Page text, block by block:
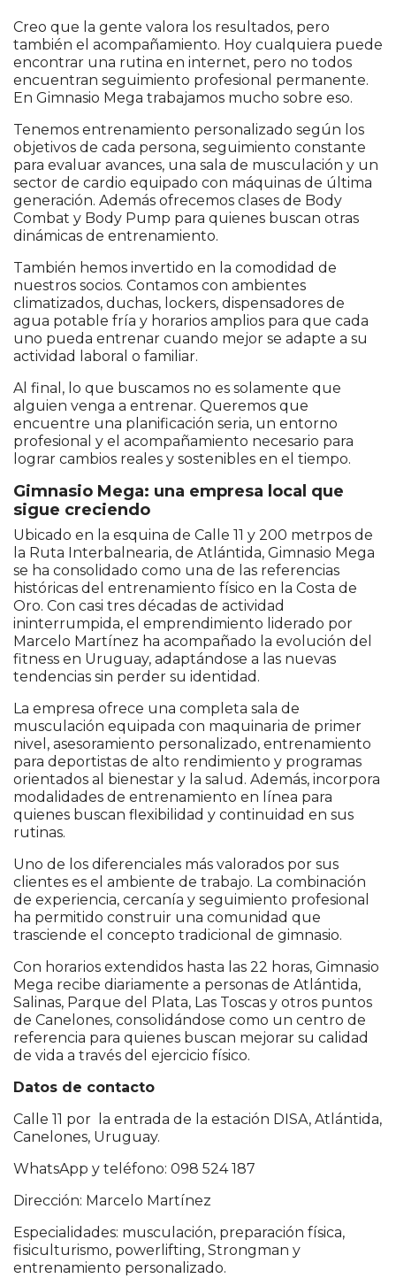
Creo que la gente valora los resultados, pero
también el acompañamiento. Hoy cualquiera puede
encontrar una rutina en internet, pero no todos
encuentran seguimiento profesional permanente.
En Gimnasio Mega trabajamos mucho sobre eso.
Tenemos entrenamiento personalizado según los
objetivos de cada persona, seguimiento constante
para evaluar avances, una sala de musculación y un
sector de cardio equipado con máquinas de última
generación. Además ofrecemos clases de Body
Combat y Body Pump para quienes buscan otras
dinámicas de entrenamiento.
También hemos invertido en la comodidad de
nuestros socios. Contamos con ambientes
climatizados, duchas, lockers, dispensadores de
agua potable fría y horarios amplios para que cada
uno pueda entrenar cuando mejor se adapte a su
actividad laboral o familiar.
Al final, lo que buscamos no es solamente que
alguien venga a entrenar. Queremos que
encuentre una planificación seria, un entorno
profesional y el acompañamiento necesario para
lograr cambios reales y sostenibles en el tiempo.
Gimnasio Mega: una empresa local que
sigue creciendo
Ubicado en la esquina de Calle 11 y 200 metrpos de
la Ruta Interbalnearia, de Atlántida, Gimnasio Mega
se ha consolidado como una de las referencias
históricas del entrenamiento físico en la Costa de
Oro. Con casi tres décadas de actividad
ininterrumpida, el emprendimiento liderado por
Marcelo Martínez ha acompañado la evolución del
fitness en Uruguay, adaptándose a las nuevas
tendencias sin perder su identidad.
La empresa ofrece una completa sala de
musculación equipada con maquinaria de primer
nivel, asesoramiento personalizado, entrenamiento
para deportistas de alto rendimiento y programas
orientados al bienestar y la salud. Además, incorpora
modalidades de entrenamiento en línea para
quienes buscan flexibilidad y continuidad en sus
rutinas.
Uno de los diferenciales más valorados por sus
clientes es el ambiente de trabajo. La combinación
de experiencia, cercanía y seguimiento profesional
ha permitido construir una comunidad que
trasciende el concepto tradicional de gimnasio.
Con horarios extendidos hasta las 22 horas, Gimnasio
Mega recibe diariamente a personas de Atlántida,
Salinas, Parque del Plata, Las Toscas y otros puntos
de Canelones, consolidándose como un centro de
referencia para quienes buscan mejorar su calidad
de vida a través del ejercicio físico.
Datos de contacto
Calle 11 por la entrada de la estación DISA, Atlántida,
Canelones, Uruguay.
WhatsApp y teléfono: 098 524 187
Dirección: Marcelo Martínez
Especialidades: musculación, preparación física,
fisiculturismo, powerlifting, Strongman y
entrenamiento personalizado.